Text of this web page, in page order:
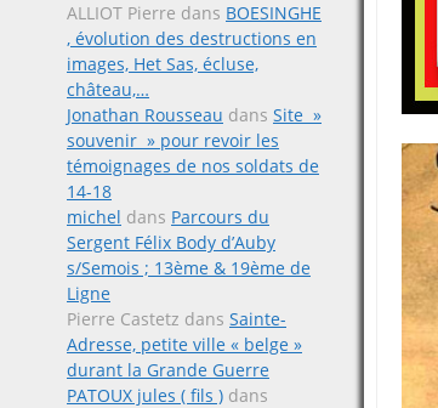
ALLIOT Pierre dans BOESINGHE
, évolution des destructions en
images, Het Sas, écluse,
château,…
Jonathan Rousseau dans Site »
souvenir » pour revoir les
témoignages de nos soldats de
14-18
michel dans Parcours du
Sergent Félix Body d’Auby
s/Semois ; 13ème & 19ème de
Ligne
Pierre Castetz dans Sainte-
Adresse, petite ville « belge »
durant la Grande Guerre
PATOUX jules ( fils ) dans